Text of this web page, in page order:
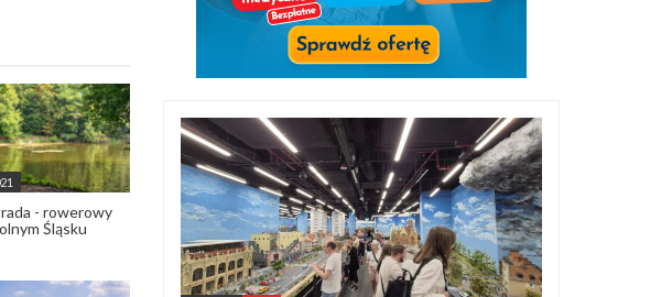
- rowerowy
Śląsku